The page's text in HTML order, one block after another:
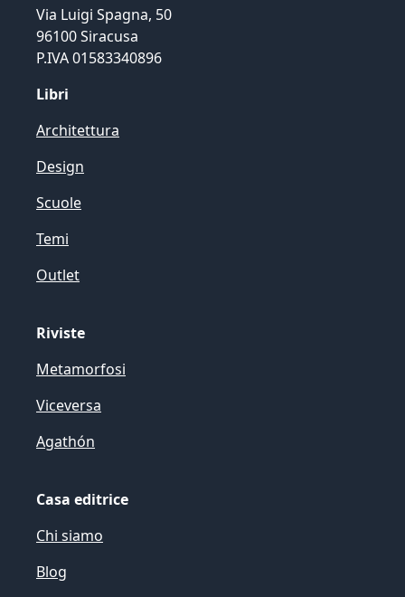
Via Luigi Spagna, 50
96100 Siracusa
P.IVA 01583340896
Libri
Architettura
Design
Scuole
Temi
Outlet
Riviste
Metamorfosi
Viceversa
Agathón
Casa editrice
Chi siamo
Blog